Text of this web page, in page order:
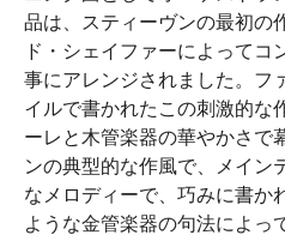
品は、スティーヴンの最初の
ド・シェイファーによってコ
事にアレンジされました。フ
イルで書かれたこの刺激的な
ーレと木管楽器の華やかさで
ンの典型的な作風で、メイン
なメロディーで、巧みに書か
ような金管楽器の句法によっ